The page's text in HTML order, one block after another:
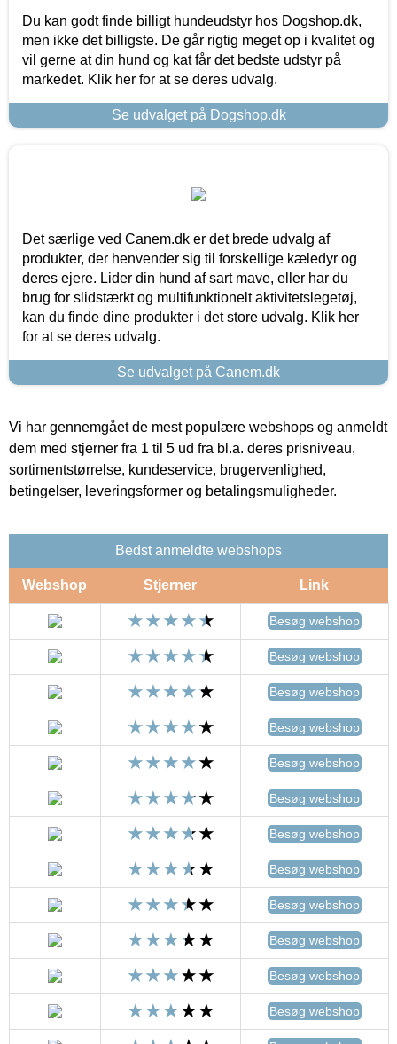
Du kan godt finde billigt hundeudstyr hos Dogshop.dk,
men ikke det billigste. De går rigtig meget op i kvalitet og
vil gerne at din hund og kat får det bedste udstyr på
markedet. Klik her for at se deres udvalg.
Se udvalget på Dogshop.dk
Det særlige ved Canem.dk er det brede udvalg af
produkter, der henvender sig til forskellige kæledyr og
deres ejere. Lider din hund af sart mave, eller har du
brug for slidstærkt og multifunktionelt aktivitetslegetøj,
kan du finde dine produkter i det store udvalg. Klik her
for at se deres udvalg.
Se udvalget på Canem.dk
Vi har gennemgået de mest populære webshops og anmeldt
dem med stjerner fra 1 til 5 ud fra bl.a. deres prisniveau,
sortimentstørrelse, kundeservice, brugervenlighed,
betingelser, leveringsformer og betalingsmuligheder.
Bedst anmeldte webshops
Webshop Stjerner Link
Besøg webshop
Besøg webshop
Besøg webshop
Besøg webshop
Besøg webshop
Besøg webshop
Besøg webshop
Besøg webshop
Besøg webshop
Besøg webshop
Besøg webshop
Besøg webshop